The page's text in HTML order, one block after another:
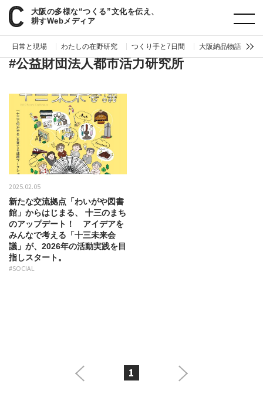
大阪の多様な“つくる”文化を伝え、
耕すWebメディア
日常と現場 わたしの在野研究 つくり手と7日間 大阪納品物語
paperC タグ 公益財団法人都市活力研究所
#公益財団法人都市活力研究所
2025.02.05
新たな交流拠点「わいがや図書
館」からはじまる、 十三のまち
のアップデート！ アイデアを
みんなで考える「十三未来会
議」が、2026年の活動実践を目
指しスタート。
#SOCIAL
1